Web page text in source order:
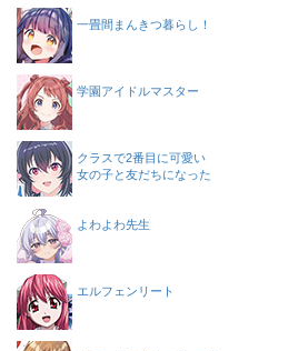
一畳間まんきつ暮らし！
学園アイドルマスター
クラスで2番目に可愛い
女の子と友だちになった
よわよわ先生
エルフェンリート